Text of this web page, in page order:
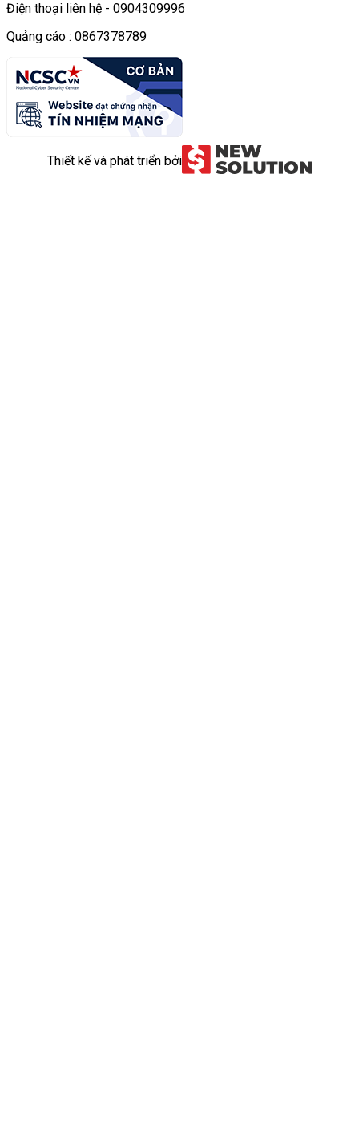
Điện thoại liên hệ - 0904309996
Quảng cáo : 0867378789
Thiết kế và phát triển bởi